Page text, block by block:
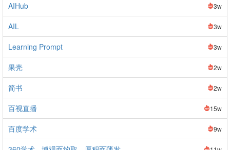
AIHub 3w
AIL 3w
Learning Prompt 3w
果壳 2w
简书 2w
百视直播 15w
百度学术 9w